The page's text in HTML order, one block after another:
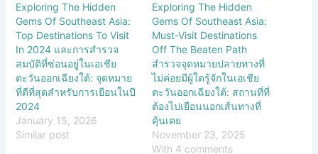
Exploring The Hidden
Gems Of Southeast Asia:
Top Destinations To Visit
In 2024 และการสำรวจ
สมบัติที่ซ่อนอยู่ในเอเชีย
ตะวันออกเฉียงใต้: จุดหมาย
ที่ดีที่สุดสำหรับการเยือนในปี
2024
January 15, 2026
Similar post
Exploring The Hidden
Gems Of Southeast Asia:
Must-Visit Destinations
Off The Beaten Path
สำรวจจุดหมายปลายทางที่
ไม่ค่อยมีผู้ใดรู้จักในเอเชีย
ตะวันออกเฉียงใต้: สถานที่ที่
ต้องไปเยือนนอกเส้นทางที่
คุ้นเคย
November 23, 2025
With 4 comments